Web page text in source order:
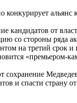
конкурирует
кандидатов от
со стороны ряда
на третий срок
«премьером-
и спасти страну